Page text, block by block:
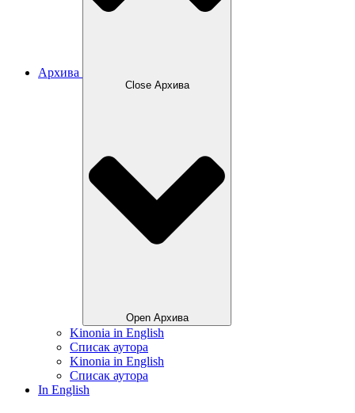
Архива
Close Архива
Open Архива
Kinonia in English
Списак аутора
Kinonia in English
Списак аутора
In English